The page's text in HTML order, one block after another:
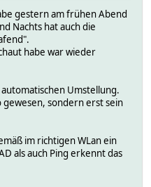
gestern am frühen Abend
Nachts hat auch die
habe war wieder
Umstellung.
gewesen, sondern erst sein
im richtigen WLan ein
als auch Ping erkennt das